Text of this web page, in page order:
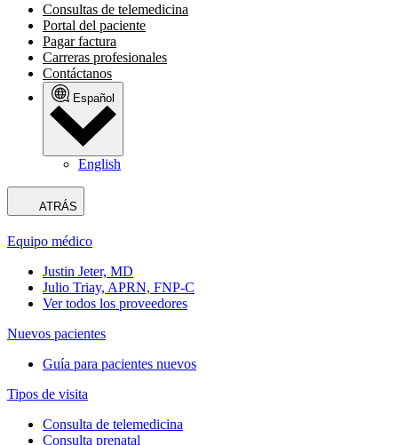
Consultas de telemedicina
Portal del paciente
Pagar factura
Carreras profesionales
Contáctanos
Español
English
ATRÁS
Equipo médico
Justin Jeter, MD
Julio Triay, APRN, FNP-C
Ver todos los proveedores
Nuevos pacientes
Guía para pacientes nuevos
Tipos de visita
Consulta de telemedicina
Consulta prenatal